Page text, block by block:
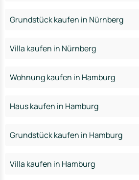
Grundstück kaufen in Nürnberg
Villa kaufen in Nürnberg
Wohnung kaufen in Hamburg
Haus kaufen in Hamburg
Grundstück kaufen in Hamburg
Villa kaufen in Hamburg